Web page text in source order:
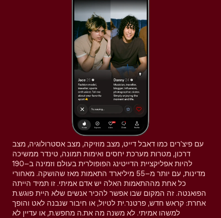
עם פיצ'רים כמו דאבל דייט, מצב מוזיקה, מצב אסטרולוגיה, מצב
דרכון, מטרות מערכת יחסים ואימות תמונה, טינדר ממשיכה
להיות אפליקציית הדייטינג הפופולרית בעולם וזמינה ב–190
מדינות, עם יותר מ–55 מיליארד התאמות מאז שהושקה. מאחורי
כל אחת מההתאמות האלה יש אדם אמיתי. זו תמיד הייתה
הפואנטה. זה המקום שבו אפשר להכיר אנשים שלא היית פוגש.ת
אחרת: קראש חדש, פרטנר.ית לטיול, או חיבור שנבנה לאט והופך
למשהו אמיתי. לא משנה מה את.ה מחפש.ת, או עדיין לא